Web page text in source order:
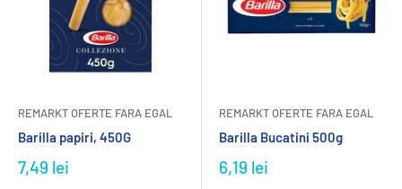
REMARKT OFERTE FARA EGAL
Barilla papiri, 450G
7,49 lei
REMARKT OFERTE FARA EGAL
Barilla Bucatini 500g
6,19 lei